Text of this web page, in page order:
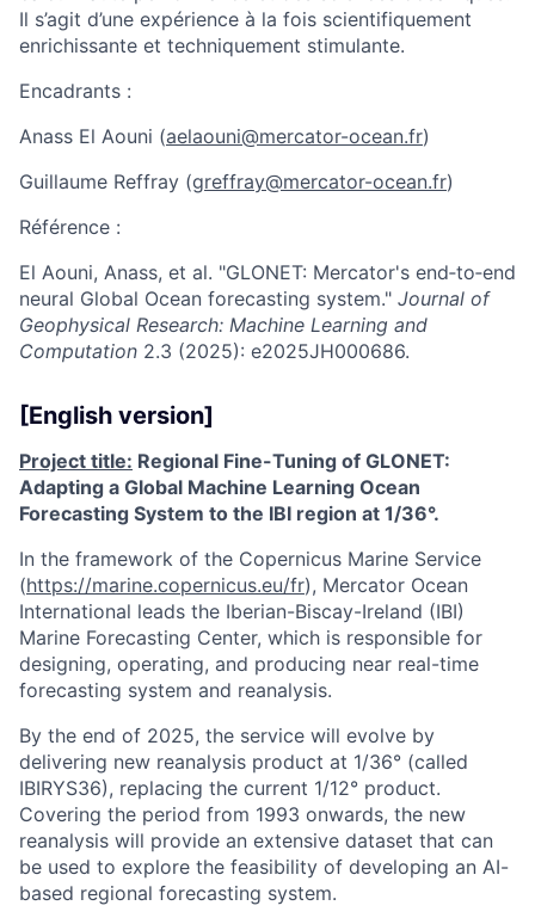
Il s’agit d’une expérience à la fois scientifiquement
enrichissante et techniquement stimulante.
Encadrants :
Anass El Aouni (aelaouni@mercator-ocean.fr)
Guillaume Reffray (greffray@mercator-ocean.fr)
Référence :
El Aouni, Anass, et al. "GLONET: Mercator's end‐to‐end
neural Global Ocean forecasting system." Journal of
Geophysical Research: Machine Learning and
Computation 2.3 (2025): e2025JH000686.
[English version]
Project title: Regional Fine-Tuning of GLONET:
Adapting a Global Machine Learning Ocean
Forecasting System to the IBI region at 1/36°.
In the framework of the Copernicus Marine Service
(https://marine.copernicus.eu/fr), Mercator Ocean
International leads the Iberian-Biscay-Ireland (IBI)
Marine Forecasting Center, which is responsible for
designing, operating, and producing near real-time
forecasting system and reanalysis.
By the end of 2025, the service will evolve by
delivering new reanalysis product at 1/36° (called
IBIRYS36), replacing the current 1/12° product.
Covering the period from 1993 onwards, the new
reanalysis will provide an extensive dataset that can
be used to explore the feasibility of developing an AI-
based regional forecasting system.